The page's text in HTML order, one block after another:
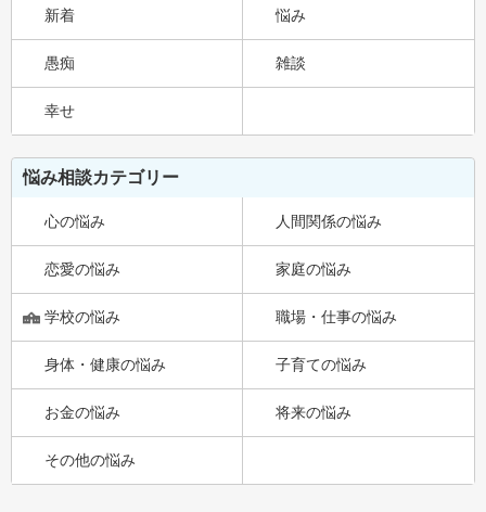
新着 悩み
愚痴 雑談
幸せ
悩み相談カテゴリー
心の悩み 人間関係の悩み
恋愛の悩み 家庭の悩み
学校の悩み 職場・仕事の悩み
身体・健康の悩み 子育ての悩み
お金の悩み 将来の悩み
その他の悩み